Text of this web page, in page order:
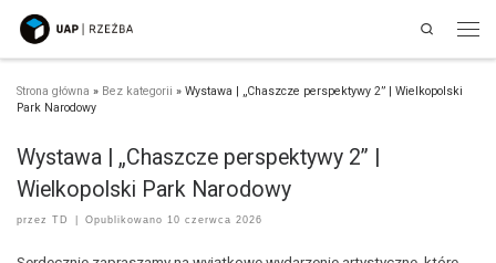
Przejdź do treści
Search
Strona główna » Bez kategorii » Wystawa | „Chaszcze perspektywy 2” | Wielkopolski
Park Narodowy
Wystawa | „Chaszcze perspektywy 2” |
Wielkopolski Park Narodowy
przez TD Opublikowano 10 czerwca 2026